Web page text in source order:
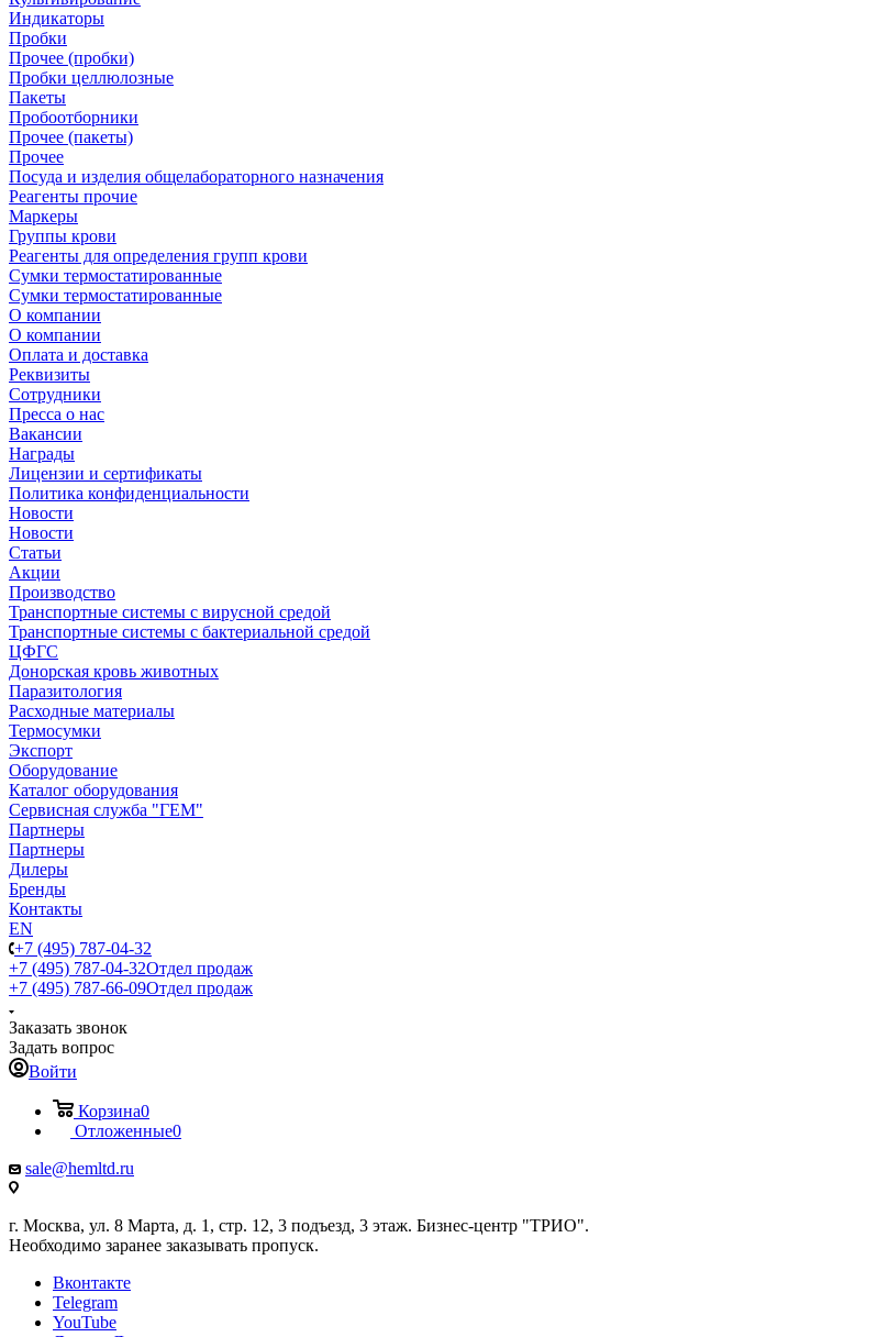
Индикаторы
Пробки
Прочее (пробки)
Пробки целлюлозные
Пакеты
Пробоотборники
Прочее (пакеты)
Прочее
Посуда и изделия общелабораторного назначения
Реагенты прочие
Маркеры
Группы крови
Реагенты для определения групп крови
Сумки термостатированные
Сумки термостатированные
О компании
О компании
Оплата и доставка
Реквизиты
Сотрудники
Пресса о нас
Вакансии
Награды
Лицензии и сертификаты
Политика конфиденциальности
Новости
Новости
Статьи
Акции
Производство
Транспортные системы с вирусной средой
Транспортные системы с бактериальной средой
ЦФГС
Донорская кровь животных
Паразитология
Расходные материалы
Термосумки
Экспорт
Оборудование
Каталог оборудования
Сервисная служба "ГЕМ"
Партнеры
Партнеры
Дилеры
Бренды
Контакты
EN
+7 (495) 787-04-32
+7 (495) 787-04-32Отдел продаж
+7 (495) 787-66-09Отдел продаж
Заказать звонок
Задать вопрос
Войти
Корзина0
Отложенные0
sale@hemltd.ru
г. Москва, ул. 8 Марта, д. 1, стр. 12, 3 подъезд, 3 этаж. Бизнес-центр "ТРИО".
Необходимо заранее заказывать пропуск.
Вконтакте
Telegram
YouTube